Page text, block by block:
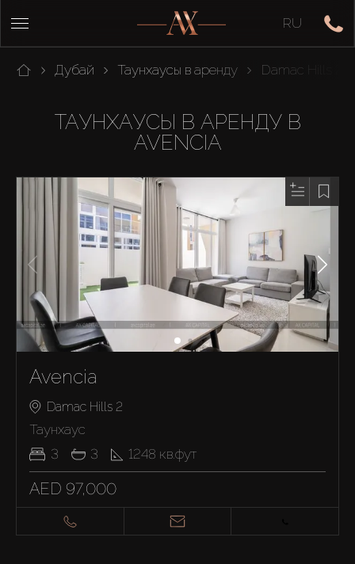
RU
Дубай Таунхаусы в аренду Damac Hills 2
ТАУНХАУСЫ В АРЕНДУ В
AVENCIA
Avencia
Damac Hills 2
Таунхаус
3
3 1248 кв.фут
AED 97,000